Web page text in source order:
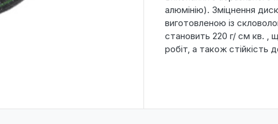
алюмінію). Зміцнення
виготовленою із
становить 220 г/ см кв. ,
робіт, а також стійкість